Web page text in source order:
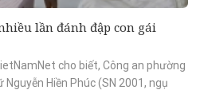
lần đánh đập con gái
cho biết, Công an phường
Nguyễn Hiền Phúc (SN 2001, ngụ